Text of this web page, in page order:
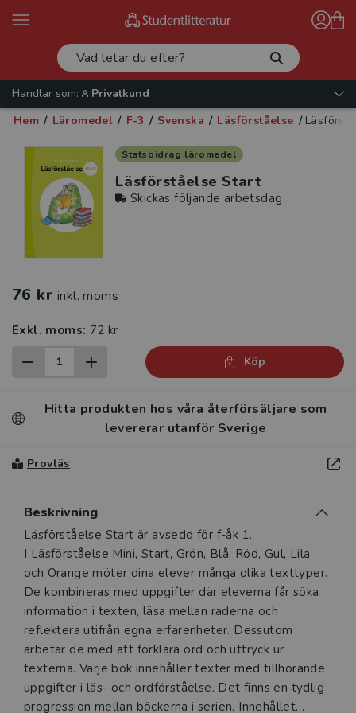
Handlar som:
Privatkund
Hem / Läromedel / F-3 / Svenska / Läsförståelse /
Statsbidrag läromedel
Läsförståelse Start
Skickas följande arbetsdag
76 kr inkl. moms
Exkl. moms: 72 kr
Köp
Hitta produkten hos våra återförsäljare som
levererar utanför Sverige
Provläs
Beskrivning
Beskrivning
Läsförståelse Start är avsedd för f-åk 1.
I Läsförståelse Mini, Start, Grön, Blå, Röd, Gul, Lila
och Orange möter dina elever många olika texttyper.
De kombineras med uppgifter där eleverna får söka
information i texten, läsa mellan raderna och
reflektera utifrån egna erfarenheter. Dessutom
arbetar de med att förklara ord och uttryck ur
texterna. Varje bok innehåller texter med tillhörande
uppgifter i läs- och ordförståelse. Det finns en tydlig
progression mellan böckerna i serien. Innehållet